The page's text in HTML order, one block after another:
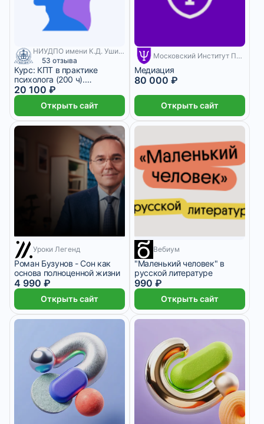
НИУДПО имени К.Д. Ушинского
53 отзыва
Курс: КПТ в практике
психолога (200 ч).
Удостоверение.
20 100 ₽
Открыть сайт
4 месяца Московский Институт Психологии
Медиация
80 000 ₽
Открыть сайт
Уроки Легенд
Роман Бузунов - Сон как
основа полноценной жизни
4 990 ₽
Открыть сайт
1 месяцВебиум
"Маленький человек" в
русской литературе
990 ₽
Открыть сайт